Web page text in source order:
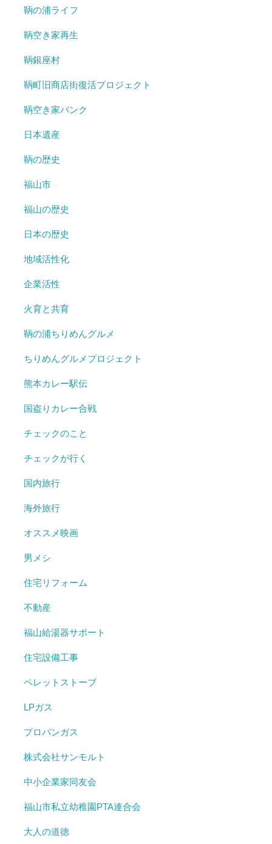
鞆の浦ライフ
鞆空き家再生
鞆銀座村
鞆町旧商店街復活プロジェクト
鞆空き家バンク
日本遺産
鞆の歴史
福山市
福山の歴史
日本の歴史
地域活性化
企業活性
火育と共育
鞆の浦ちりめんグルメ
ちりめんグルメプロジェクト
熊本カレー駅伝
国盗りカレー合戦
チェックのこと
チェックが行く
国内旅行
海外旅行
オススメ映画
男メシ
住宅リフォーム
不動産
福山給湯器サポート
住宅設備工事
ペレットストーブ
LPガス
プロパンガス
株式会社サンモルト
中小企業家同友会
福山市私立幼稚園PTA連合会
大人の道徳